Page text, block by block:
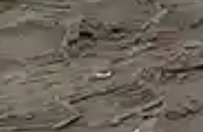
Pagamenti Sicuri